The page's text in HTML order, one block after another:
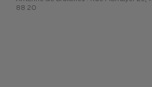
88 20